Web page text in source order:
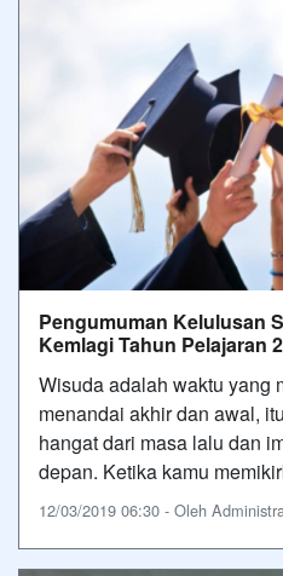
Pengumuman Kelulusan
Kemlagi Tahun Pelajaran
Wisuda adalah waktu yang
menandai akhir dan awal,
hangat dari masa lalu dan
depan. Ketika kamu
12/03/2019 06:30 - Oleh